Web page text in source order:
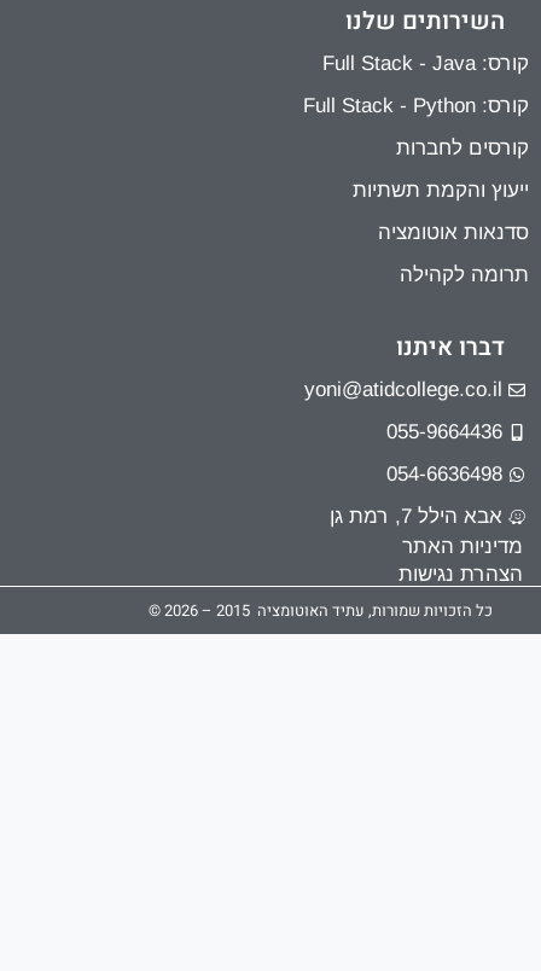
השירותים שלנו
קורס: Full Stack - Java
קורס: Full Stack - Python
קורסים לחברות
ייעוץ והקמת תשתיות
סדנאות אוטומציה
תרומה לקהילה
דברו איתנו
yoni@atidcollege.co.il
055-9664436
054-6636498
אבא הילל 7, רמת גן
מדיניות האתר
הצהרת נגישות
כל הזכויות שמורות, עתיד האוטומציה 2015 – 2026 ©